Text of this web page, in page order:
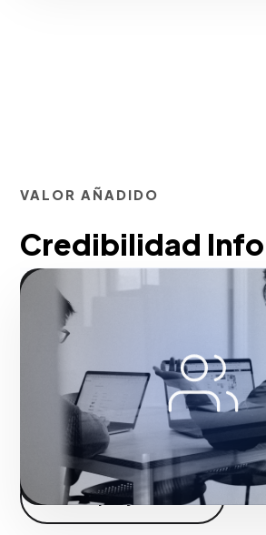
VALOR AÑADIDO
Credibilidad
Construyes una máquina de
públicas y alcance que cultiva
la confianza masiva en el
Fase 2: Despliegue operativo y
Iniciar proyecto